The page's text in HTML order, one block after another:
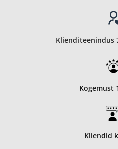
Klienditeenindus
Kogemust
Kliendid